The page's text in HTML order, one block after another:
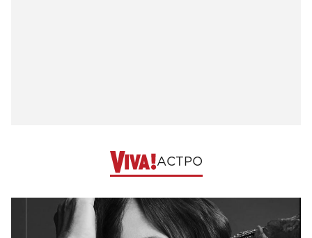
АСТРО